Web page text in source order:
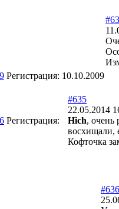
Регистрация: 10.10.2009
Регистрация:
#635
22.05.2014
Hich, очень
восхищали,
Кофточка
#636